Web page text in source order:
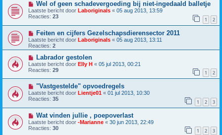
Wel of geen schadevergoeding bij niet-ingedaald balletje
Laatste bericht door Laboriginals « 05 aug 2013, 13:59
Reacties: 23 1 2
Feiten en cijfers Gezelschapsdierensector 2011
Laatste bericht door Laboriginals « 05 aug 2013, 13:11
Reacties: 2
Labrador gestolen
Laatste bericht door Elly H « 05 jul 2013, 00:21
Reacties: 29 1 2
"Vastgestelde" opvoedregels
Laatste bericht door Lientje01 « 01 jul 2013, 10:30
Reacties: 35 1 2 3
Wat vinden jullie , poepoverlast
Laatste bericht door -Marianne « 30 jun 2013, 22:49
Reacties: 30 1 2 3